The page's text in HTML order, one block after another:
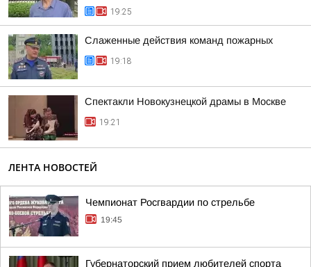
19:25
Слаженные действия команд пожарных
19:18
Спектакли Новокузнецкой драмы в Москве
19:21
ЛЕНТА НОВОСТЕЙ
Чемпионат Росгвардии по стрельбе
19:45
Губернаторский прием любителей спорта